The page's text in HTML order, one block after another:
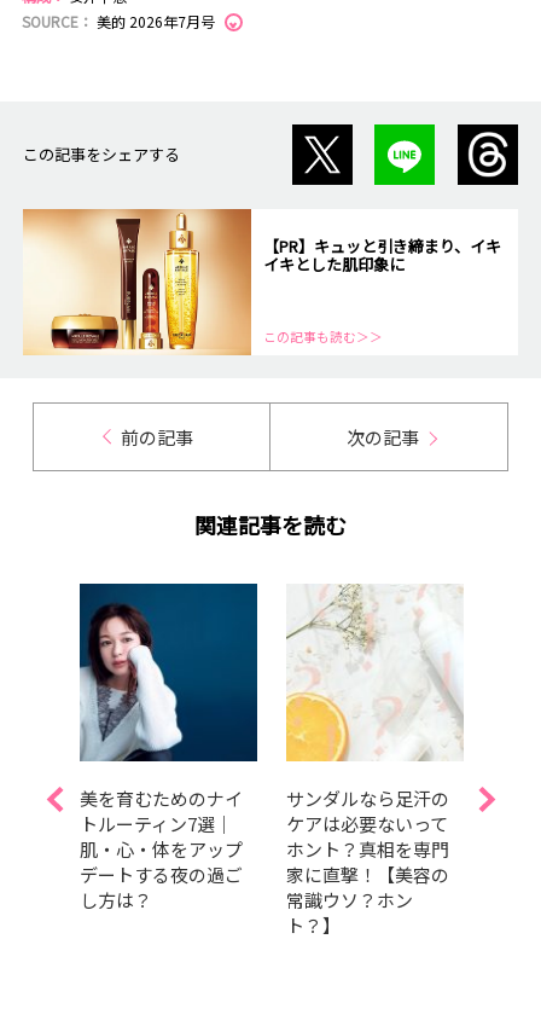
SOURCE： 美的 2026年7月号
この記事をシェアする
【PR】キュッと引き締まり、イキ
イキとした肌印象に
この記事も読む＞＞
前の記事 次の記事
関連記事を読む
美を育むためのナイ
トルーティン7選｜
肌・心・体をアップ
デートする夜の過ご
し方は？
サンダルなら足汗の
ケアは必要ないって
ホント？真相を専門
家に直撃！【美容の
常識ウソ？ホン
ト？】
今日